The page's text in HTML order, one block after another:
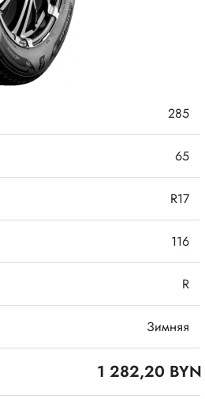
285
65
R17
116
R
Зимняя
1 282,20 BYN